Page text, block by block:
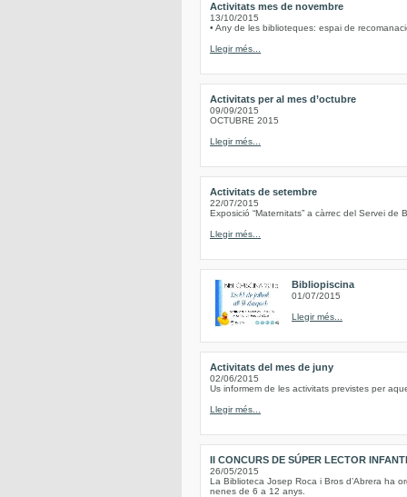
Activitats mes de novembre
13/10/2015
• Any de les biblioteques: espai de
Llegir més...
Activitats per al mes d’octubre
09/09/2015
OCTUBRE 2015
Llegir més...
Activitats de setembre
22/07/2015
Exposició “Maternitats” a càrrec del Servei de
Llegir més...
Bibliopiscina
01/07/2015
Llegir més...
Activitats del mes de juny
02/06/2015
Us informem de les activitats previstes per
Llegir més...
II CONCURS DE SÚPER LECTOR
26/05/2015
La Biblioteca Josep Roca i Bros d’Abrera ha
nenes de 6 a 12 anys.